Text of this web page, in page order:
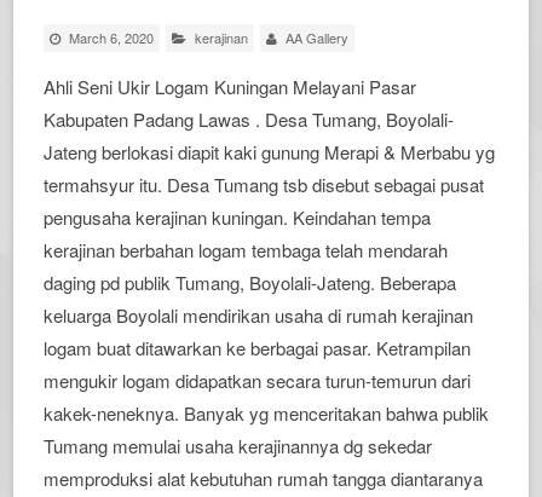
March 6, 2020 kerajinan AA Gallery
Ahli Seni Ukir Logam Kuningan Melayani Pasar
Kabupaten Padang Lawas . Desa Tumang, Boyolali-
Jateng berlokasi diapit kaki gunung Merapi & Merbabu yg
termahsyur itu. Desa Tumang tsb disebut sebagai pusat
pengusaha kerajinan kuningan. Keindahan tempa
kerajinan berbahan logam tembaga telah mendarah
daging pd publik Tumang, Boyolali-Jateng. Beberapa
keluarga Boyolali mendirikan usaha di rumah kerajinan
logam buat ditawarkan ke berbagai pasar. Ketrampilan
mengukir logam didapatkan secara turun-temurun dari
kakek-neneknya. Banyak yg menceritakan bahwa publik
Tumang memulai usaha kerajinannya dg sekedar
memproduksi alat kebutuhan rumah tangga diantaranya